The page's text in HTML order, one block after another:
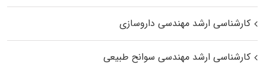
کارشناسی ارشد مهندسی داروسازی
کارشناسی ارشد مهندسی سوانح طبیعی